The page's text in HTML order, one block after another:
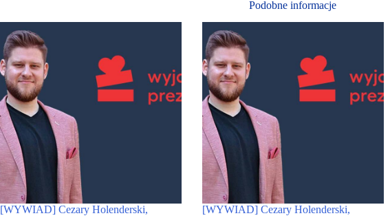
Podobne informacje
[WYWIAD] Cezary Holenderski,
[WYWIAD] Cezary Holenderski,